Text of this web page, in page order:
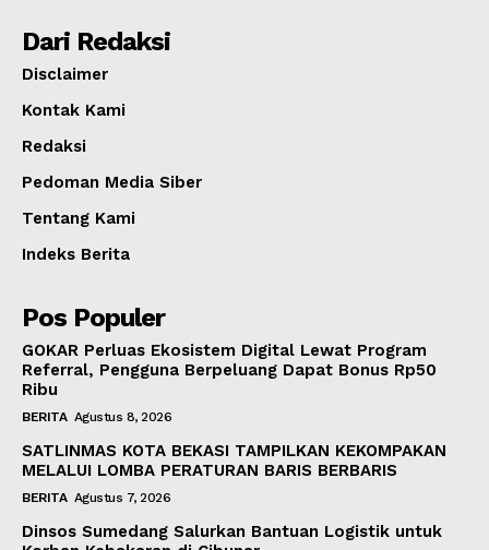
Dari Redaksi
Disclaimer
Kontak Kami
Redaksi
Pedoman Media Siber
Tentang Kami
Indeks Berita
Pos Populer
GOKAR Perluas Ekosistem Digital Lewat Program
Referral, Pengguna Berpeluang Dapat Bonus Rp50
Ribu
BERITA Agustus 8, 2026
SATLINMAS KOTA BEKASI TAMPILKAN KEKOMPAKAN
MELALUI LOMBA PERATURAN BARIS BERBARIS
BERITA Agustus 7, 2026
Dinsos Sumedang Salurkan Bantuan Logistik untuk